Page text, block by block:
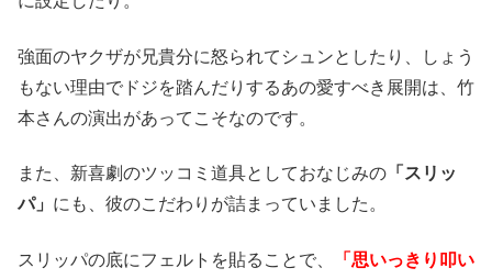
強面のヤクザが兄貴分に怒られてシュンとしたり、しょう
もない理由でドジを踏んだりするあの愛すべき展開は、竹
本さんの演出があってこそなのです。
また、新喜劇のツッコミ道具としておなじみの 「スリッ
パ」 にも、彼のこだわりが詰まっていました。
スリッパの底にフェルトを貼ることで、
「思いっきり叩い